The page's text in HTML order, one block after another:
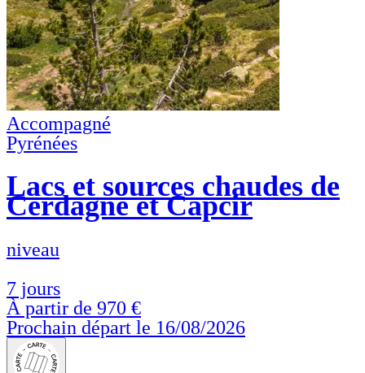
Accompagné
Pyrénées
Lacs et sources chaudes de
Cerdagne et Capcir
niveau
7 jours
À partir de 970 €
Prochain départ le 16/08/2026